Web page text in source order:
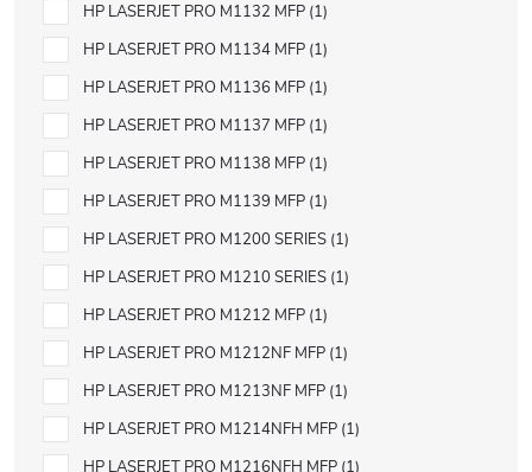
HP LASERJET PRO M1132 MFP 1
HP LASERJET PRO M1134 MFP 1
HP LASERJET PRO M1136 MFP 1
HP LASERJET PRO M1137 MFP 1
HP LASERJET PRO M1138 MFP 1
HP LASERJET PRO M1139 MFP 1
HP LASERJET PRO M1200 SERIES 1
HP LASERJET PRO M1210 SERIES 1
HP LASERJET PRO M1212 MFP 1
HP LASERJET PRO M1212NF MFP 1
HP LASERJET PRO M1213NF MFP 1
HP LASERJET PRO M1214NFH MFP 1
HP LASERJET PRO M1216NFH MFP 1